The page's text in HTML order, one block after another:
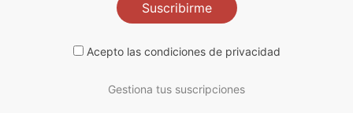
Suscribirme
Acepto las condiciones de privacidad
Gestiona tus suscripciones